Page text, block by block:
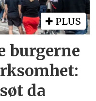
PLUS
burgerne
da